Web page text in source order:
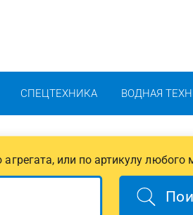
СПЕЦТЕХНИКА ВОДНАЯ
или по артикулу любого